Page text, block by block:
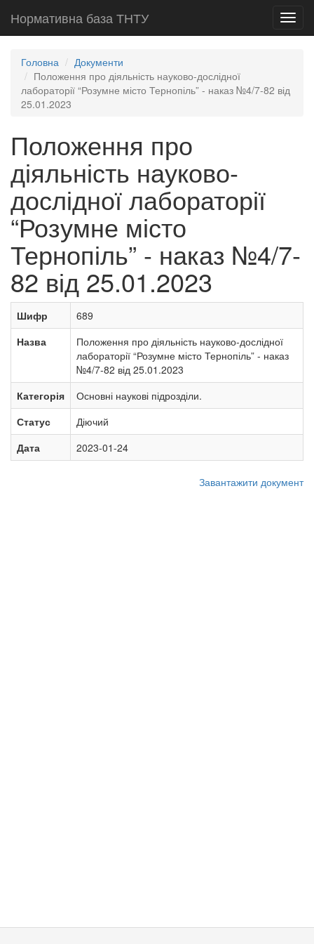
Нормативна база ТНТУ
Головна
Документи
Положення про діяльність науково-дослідної
лабораторії “Розумне місто Тернопіль” - наказ №4/7-82 від
25.01.2023
Положення про
діяльність науково-
дослідної лабораторії
“Розумне місто
Тернопіль” - наказ №4/7-
82 від 25.01.2023
Шифр
689
Назва
Положення про діяльність науково-дослідної
лабораторії “Розумне місто Тернопіль” - наказ
№4/7-82 від 25.01.2023
Категорія
Основні наукові підрозділи.
Статус
Діючий
Дата
2023-01-24
Завантажити документ